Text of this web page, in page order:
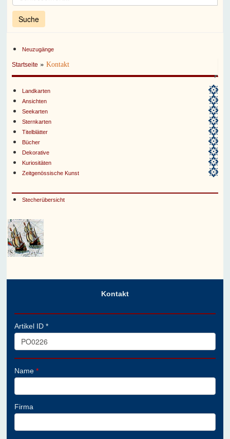
Neuzugänge
Startseite »Kontakt
Landkarten
Ansichten
Seekarten
Sternkarten
Titelblätter
Bücher
Dekorative
Kuriositäten
Zeitgenössische Kunst
Stecherübersicht
Kontakt
Artikel ID *
Name*
Firma